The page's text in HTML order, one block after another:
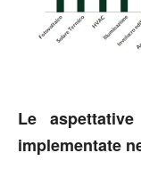
Le
implementate